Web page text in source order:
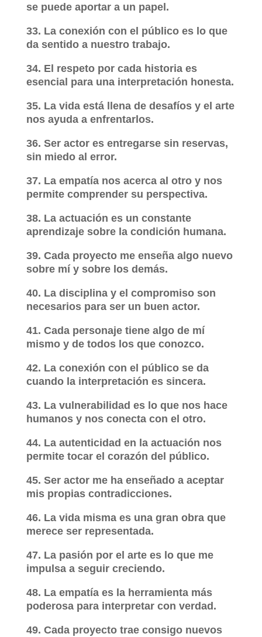
se puede aportar a un papel.
33. La conexión con el público es lo que
da sentido a nuestro trabajo.
34. El respeto por cada historia es
esencial para una interpretación honesta.
35. La vida está llena de desafíos y el arte
nos ayuda a enfrentarlos.
36. Ser actor es entregarse sin reservas,
sin miedo al error.
37. La empatía nos acerca al otro y nos
permite comprender su perspectiva.
38. La actuación es un constante
aprendizaje sobre la condición humana.
39. Cada proyecto me enseña algo nuevo
sobre mí y sobre los demás.
40. La disciplina y el compromiso son
necesarios para ser un buen actor.
41. Cada personaje tiene algo de mí
mismo y de todos los que conozco.
42. La conexión con el público se da
cuando la interpretación es sincera.
43. La vulnerabilidad es lo que nos hace
humanos y nos conecta con el otro.
44. La autenticidad en la actuación nos
permite tocar el corazón del público.
45. Ser actor me ha enseñado a aceptar
mis propias contradicciones.
46. La vida misma es una gran obra que
merece ser representada.
47. La pasión por el arte es lo que me
impulsa a seguir creciendo.
48. La empatía es la herramienta más
poderosa para interpretar con verdad.
49. Cada proyecto trae consigo nuevos